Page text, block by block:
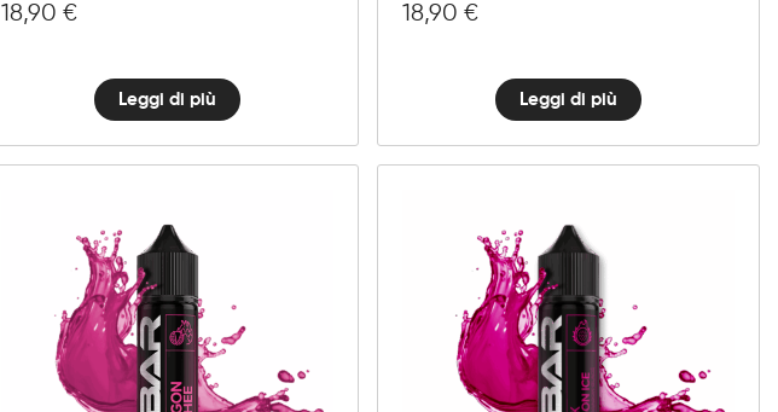
18,90 €
Leggi di più
18,90 €
Leggi di più